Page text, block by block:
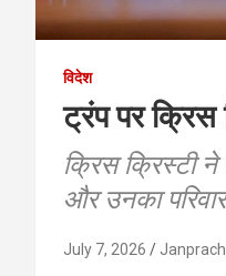
विदेश
ट्रंप पर क्रिस
क्रिस क्रिस्टी ने
और उनका
July 7, 2026